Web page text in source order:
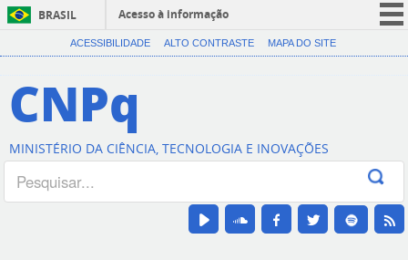
BRASIL
Acesso à informação
CORONAVÍRUS (COVID-19)
Canais
ACESSIBILIDADE ALTO CONTRASTE MAPA DO SITE
CNPq
MINISTÉRIO DA CIÊNCIA, TECNOLOGIA E INOVAÇÕES